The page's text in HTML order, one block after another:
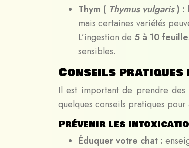
Thym ( Thymus vulgaris) :
mais certaines variétés
L’ingestion de 5 à 10
sensibles.
Conseils
Il est important de prendre des
quelques conseils pratiques
Prévenir les
Éduquer votre chat :